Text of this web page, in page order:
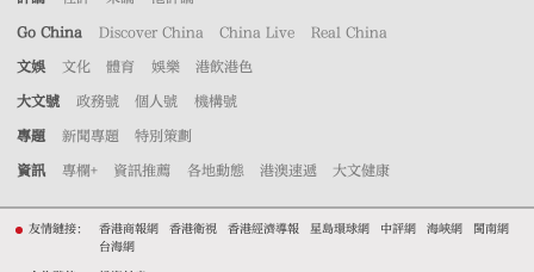
Go China Discover China China Live Real China
文娛 文化 體育 娛樂 港飲港色
大文號 政務號 個人號 機構號
專題 新聞專題 特別策劃
資訊 專欄+ 資訊推薦 各地動態 港澳速遞 大文健康
友情鏈接： 香港商報網 香港衛視 香港經濟導報 星島環球網 中評網 海峽網
閩南網
台海網